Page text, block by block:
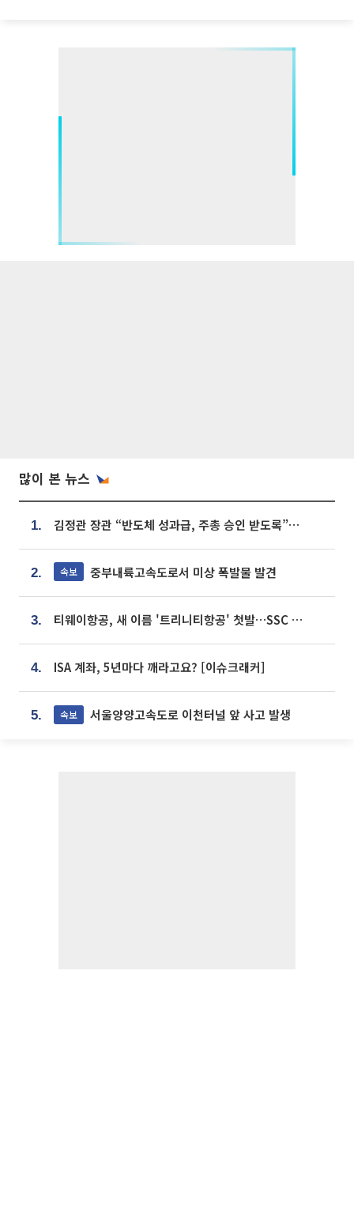
많이 본 뉴스
1. 김정관 장관 “반도체 성과급, 주총 승인 받도록”…상법·자본시장법 개정 시사
2. 속보 중부내륙고속도로서 미상 폭발물 발견
3. 티웨이항공, 새 이름 '트리니티항공' 첫발…SSC 전략 본격화
4. ISA 계좌, 5년마다 깨라고요? [이슈크래커]
5. 속보 서울양양고속도로 이천터널 앞 사고 발생